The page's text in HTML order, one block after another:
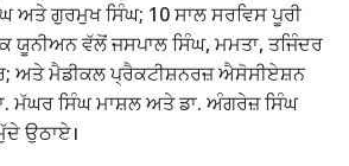
ਅਤੇ ਗੁਰਮੁਖ ਸਿੰਘ; 10 ਸਾਲ ਸਰਵਿਸ ਪੂਰੀ
ਵੱਲੋਂ ਜਸਪਾਲ ਸਿੰਘ, ਮਮਤਾ, ਤਜਿੰਦਰ
ਅਤੇ ਮੈਡੀਕਲ ਪ੍ਰੈਕਟੀਸ਼ਨਰਜ਼ ਐਸੋਸੀਏਸ਼ਨ
ਮੱਘਰ ਸਿੰਘ ਮਾਸ਼ਲ ਅਤੇ ਡਾ. ਅੰਗਰੇਜ਼ ਸਿੰਘ
ਉਠਾਏ।